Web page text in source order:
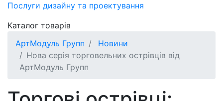
Послуги дизайну та проектування
Каталог товарів
АртМодуль Групп
Новини
Нова серія торговельних острівців від
АртМодуль Групп